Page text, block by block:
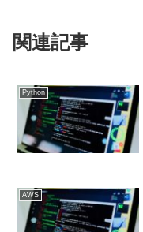
関連記事
Python
AWS